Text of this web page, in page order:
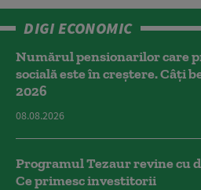
DIGI ECONOMIC
Numărul pensionarilor care
socială este în creștere. Câți
2026
08.08.2026
Programul Tezaur revine cu
Ce primesc investitorii